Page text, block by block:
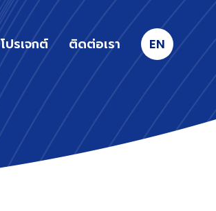
โปรเจกต์ ติดต่อเรา EN